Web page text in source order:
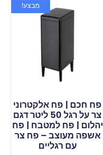
מבצע!
פח חכם | פח אלקטרוני
צר על רגל 50 ליטר דגם
יהלום | פח למטבח | פח
אשפה מעוצב – פח צר
עם רגליים